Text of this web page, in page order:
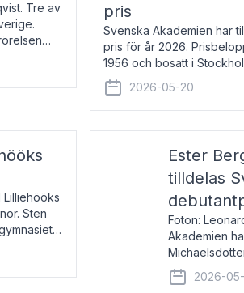
Tre av
ett kvarts
pris
Svenska Akademien har
pris för år 2026.
1956 och bosatt i
Han disputerade 1993 vid
2026-05-20
Lilliehööks
Sten
i
Ester
tilldelas
Foton:
Akademien
2026. Priset
intressanta
2026-05-